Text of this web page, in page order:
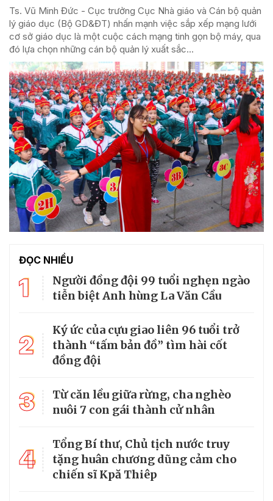
Ts. Vũ Minh Đức - Cục trưởng Cục Nhà giáo và Cán bộ quản
lý giáo dục (Bộ GD&ĐT) nhấn mạnh việc sắp xếp mạng lưới
cơ sở giáo dục là một cuộc cách mạng tinh gọn bộ máy, qua
đó lựa chọn những cán bộ quản lý xuất sắc...
ĐỌC NHIỀU
1
Người đồng đội 99 tuổi nghẹn ngào
tiễn biệt Anh hùng La Văn Cầu
2
Ký ức của cựu giao liên 96 tuổi trở
thành “tấm bản đồ” tìm hài cốt
đồng đội
3
Từ căn lều giữa rừng, cha nghèo
nuôi 7 con gái thành cử nhân
4
Tổng Bí thư, Chủ tịch nước truy
tặng huân chương dũng cảm cho
chiến sĩ Kpă Thiêp